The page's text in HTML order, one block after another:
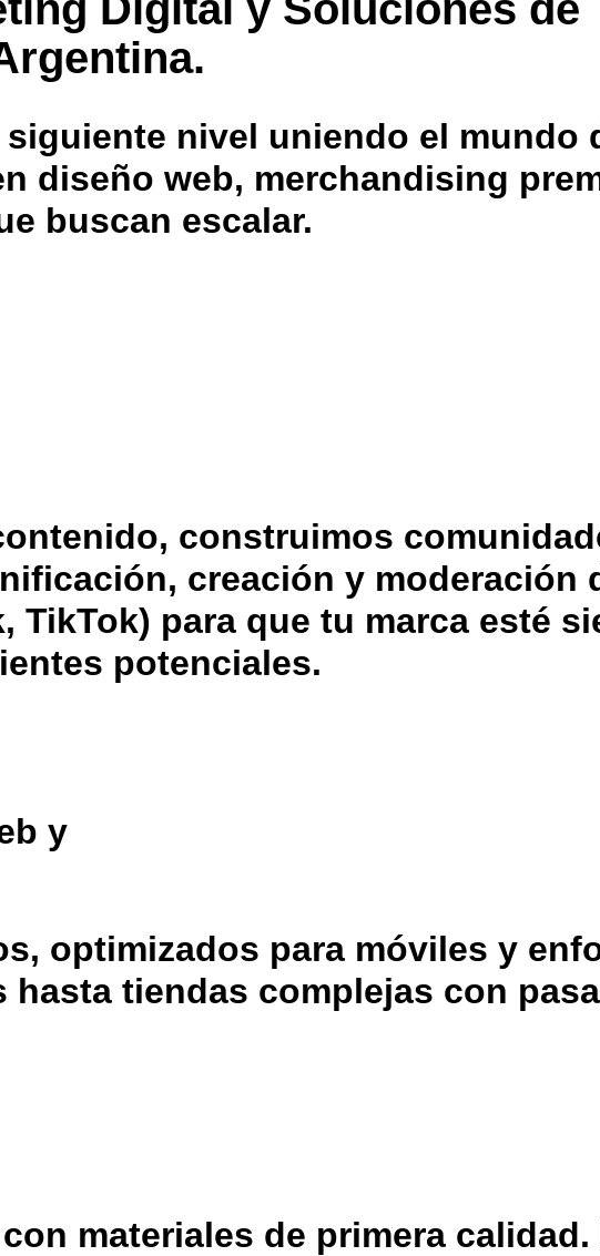
nivel uniendo el mundo
diseño web, merchandising
buscan escalar.
construimos
creación y moderación
TikTok) para que tu marca esté
potenciales.
y
optimizados para móviles y
hasta tiendas complejas con
materiales de primera